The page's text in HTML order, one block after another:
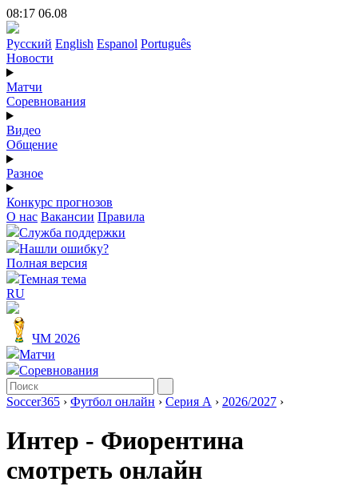
08:17 06.08
Русский English Espanol Português
Новости
Матчи
Соревнования
Видео
Общение
Разное
Конкурс прогнозов
О нас Вакансии Правила
Служба поддержки
Нашли ошибку?
Полная версия
Темная тема
RU
ЧМ 2026
Матчи
Соревнования
Soccer365 › Футбол онлайн › Серия А › 2026/2027 ›
Интер - Фиорентина
смотреть онлайн